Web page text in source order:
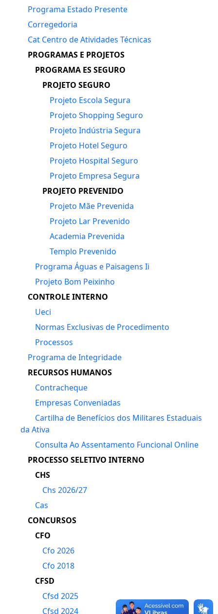
Programa Estado Presente
Corregedoria
Cat Centro de Atividades Técnicas
PROGRAMAS E PROJETOS
PROGRAMA ES SEGURO
PROJETO SEGURO
Projeto Escola Segura
Projeto Shopping Seguro
Projeto Indústria Segura
Projeto Hotel Seguro
Projeto Hospital Seguro
Projeto Empresa Segura
PROJETO PREVENIDO
Projeto Mãe Prevenida
Projeto Lar Prevenido
Academia Prevenida
Templo Prevenido
Programa Águas e Paisagens Ii
Projeto Bom Peixinho
CONTROLE INTERNO
Ueci
Normas Exclusivas de Procedimento
Processos
Programa de Integridade
RECURSOS HUMANOS
Contracheque
Empresas Conveniadas
Cartilha de Benefícios dos Militares Estaduais
da Ativa
Consulta Ao Assentamento Funcional Online
PROCESSO SELETIVO INTERNO
CHS
Chs 2026/27
Cas
CONCURSOS
CFO
Cfo 2026
Cfo 2018
CFSD
Cfsd 2025
Cfsd 2024